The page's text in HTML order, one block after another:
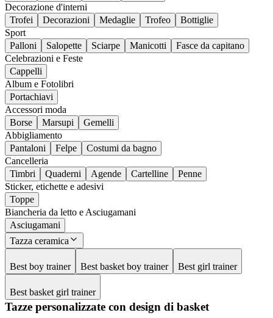
Decorazione d'interni
Trofei
Decorazioni Medaglie Trofeo
Bottiglie
Sport
Palloni
Salopette Sciarpe Manicotti
Fasce da capitano
Celebrazioni e Feste
Cappelli
Album e Fotolibri
Portachiavi
Accessori moda
Borse
Marsupi
Gemelli
Abbigliamento
Pantaloni
Felpe
Costumi da bagno
Cancelleria
Timbri
Quaderni Agende Cartelline
Penne
Sticker, etichette e adesivi
Toppe
Biancheria da letto e Asciugamani
Asciugamani
Tazza ceramica
Best boy trainer Best basket boy trainer Best girl trainer
Best basket girl trainer
Tazze personalizzate con design di basket